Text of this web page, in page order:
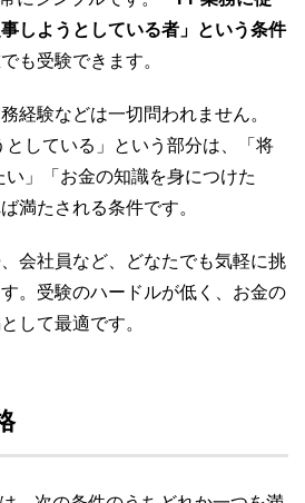
しようとしている者」という条件
も受験できます。
経験などは一切問われません。
としている」という部分は、「将
」「お金の知識を身につけた
満たされる条件です。
会社員など、どなたでも気軽に挑
。受験のハードルが低く、お金の
して最適です。